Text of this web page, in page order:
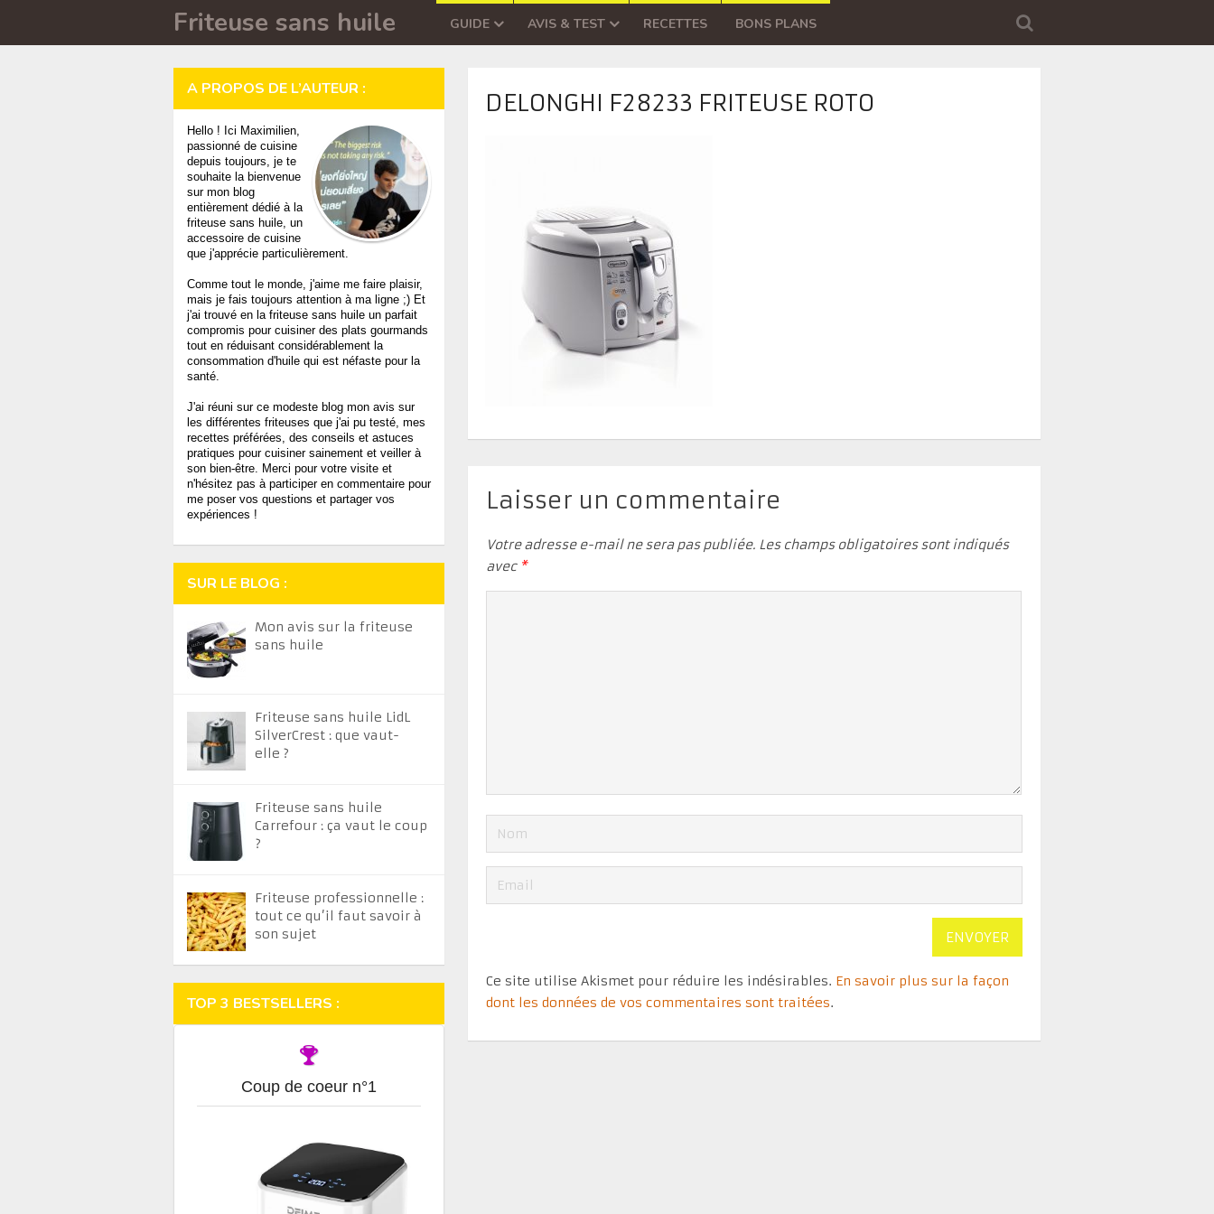
Friteuse sans huile GUIDE AVIS & TEST RECETTES BONS PLANS
DELONGHI F28233 FRITEUSE ROTO
Laisser un commentaire
Votre adresse e-mail ne sera pas publiée. Les champs obligatoires sont indiqués
avec *
Ce site utilise Akismet pour réduire les indésirables. En savoir plus sur la façon
dont les données de vos commentaires sont traitées.
A PROPOS DE L’AUTEUR :
Hello ! Ici Maximilien,
passionné de cuisine
depuis toujours, je te
souhaite la bienvenue
sur mon blog
entièrement dédié à la
friteuse sans huile, un
accessoire de cuisine
que j'apprécie particulièrement.
Comme tout le monde, j'aime me faire plaisir,
mais je fais toujours attention à ma ligne ;) Et
j'ai trouvé en la friteuse sans huile un parfait
compromis pour cuisiner des plats gourmands
tout en réduisant considérablement la
consommation d'huile qui est néfaste pour la
santé.
J'ai réuni sur ce modeste blog mon avis sur
les différentes friteuses que j'ai pu testé, mes
recettes préférées, des conseils et astuces
pratiques pour cuisiner sainement et veiller à
son bien-être. Merci pour votre visite et
n'hésitez pas à participer en commentaire pour
me poser vos questions et partager vos
expériences !
SUR LE BLOG :
Mon avis sur la friteuse
sans huile
Friteuse sans huile LidL
SilverCrest : que vaut-
elle ?
Friteuse sans huile
Carrefour : ça vaut le coup
?
Friteuse professionnelle :
tout ce qu’il faut savoir à
son sujet
TOP 3 BESTSELLERS :
Coup de coeur n°1